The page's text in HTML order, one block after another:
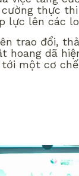
cường thực
lực lên các
trao đổi,
hoang dã
một cơ